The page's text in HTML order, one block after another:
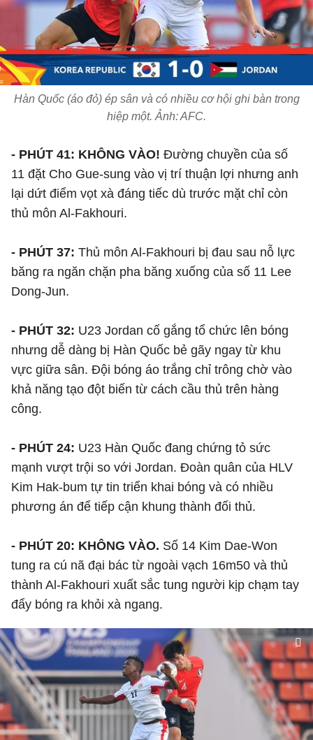
Hàn Quốc (áo đỏ) ép sân và có nhiều cơ hội ghi bàn trong
hiệp một. Ảnh: AFC.
- PHÚT 41: KHÔNG VÀO! Đường chuyền của số
11 đặt Cho Gue-sung vào vị trí thuận lợi nhưng anh
lại dứt điểm vọt xà đáng tiếc dù trước mặt chỉ còn
thủ môn Al-Fakhouri.
- PHÚT 37: Thủ môn Al-Fakhouri bị đau sau nỗ lực
băng ra ngăn chặn pha băng xuống của số 11 Lee
Dong-Jun.
- PHÚT 32: U23 Jordan cố gắng tổ chức lên bóng
nhưng dễ dàng bị Hàn Quốc bẻ gãy ngay từ khu
vực giữa sân. Đội bóng áo trắng chỉ trông chờ vào
khả năng tạo đột biến từ cách cầu thủ trên hàng
công.
- PHÚT 24: U23 Hàn Quốc đang chứng tỏ sức
mạnh vượt trội so với Jordan. Đoàn quân của HLV
Kim Hak-bum tự tin triển khai bóng và có nhiều
phương án để tiếp cận khung thành đối thủ.
- PHÚT 20: KHÔNG VÀO. Số 14 Kim Dae-Won
tung ra cú nã đại bác từ ngoài vạch 16m50 và thủ
thành Al-Fakhouri xuất sắc tung người kịp chạm tay
đẩy bóng ra khỏi xà ngang.